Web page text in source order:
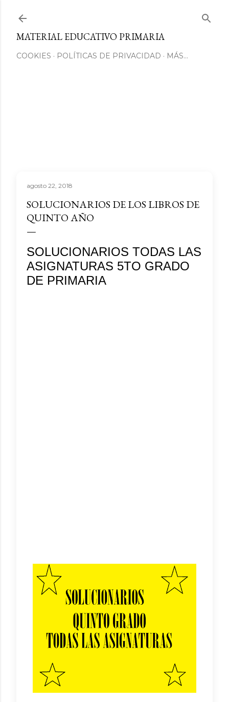
MATERIAL EDUCATIVO PRIMARIA
COOKIES POLÍTICAS DE PRIVACIDAD MÁS…
agosto 22, 2018
SOLUCIONARIOS DE LOS LIBROS DE
QUINTO AÑO
SOLUCIONARIOS TODAS LAS
ASIGNATURAS 5TO GRADO
DE PRIMARIA